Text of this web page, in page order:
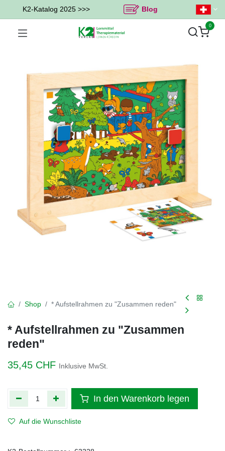
K2-Katalog 2025 >>> Blog
0
Shop * Aufstellrahmen zu "Zusammen reden"
* Aufstellrahmen zu "Zusammen
reden"
35,45 CHF Inklusive MwSt.
In den Warenkorb legen
Auf die Wunschliste